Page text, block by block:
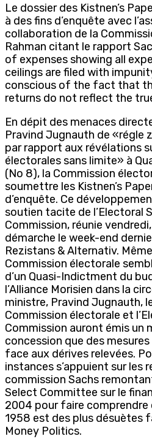
Le dossier des Kistnen’s
à des fins d’enquête avec
collaboration de la
Rahman citant le rapport
of expenses showing all
ceilings are filed with
conscious of the fact that
returns do not reflect the
En dépit des menaces
Pravind Jugnauth de «régle
par rapport aux révélations
électorales sans limite» à
(No 8), la Commission
soumettre les Kistnen’s
d’enquête. Ce
soutien tacite de l’Electoral
Commission, réunie
démarche le week-end
Rezistans & Alternativ.
Commission électorale
d’un Quasi-Indictment du
l’Alliance Morisien dans la
ministre, Pravind Jugnauth,
Commission électorale et
Commission auront émis un
concession que des
face aux dérives relevées.
instances s’appuient sur les
commission Sachs
Select Committee sur le
2004 pour faire comprendre
1958 est des plus désuètes
Money Politics.